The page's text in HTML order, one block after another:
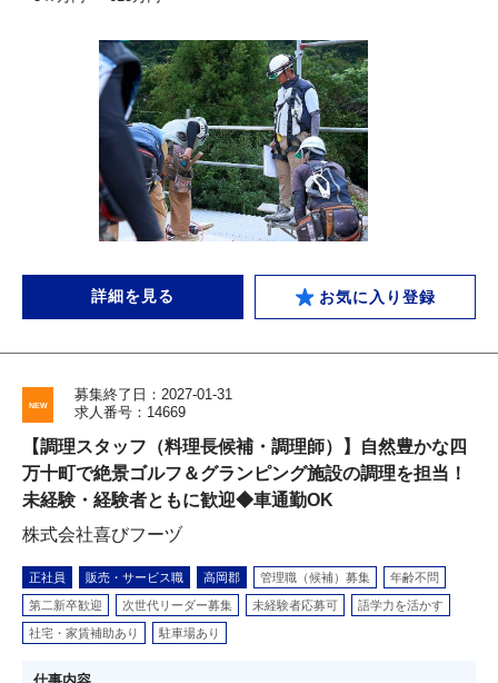
詳細を見る お気に入り登録
募集終了日：2027-01-31
求人番号：14669
【調理スタッフ（料理長候補・調理師）】自然豊かな四
万十町で絶景ゴルフ＆グランピング施設の調理を担当！
未経験・経験者ともに歓迎◆車通勤OK
株式会社喜びフーヅ
正社員 販売・サービス職 高岡郡 管理職（候補）募集 年齢不問
第二新卒歓迎 次世代リーダー募集 未経験者応募可 語学力を活かす
社宅・家賃補助あり 駐車場あり